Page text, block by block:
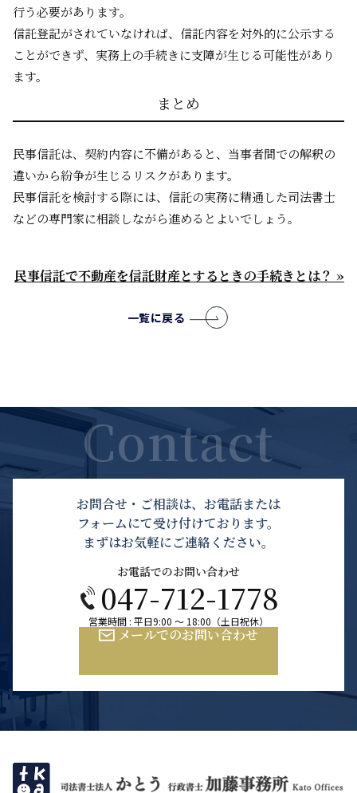
行う必要があります。
信託登記がされていなければ、信託内容を対外的に公示する
ことができず、実務上の手続きに支障が生じる可能性があり
ます。
まとめ
民事信託は、契約内容に不備があると、当事者間での解釈の
違いから紛争が生じるリスクがあります。
民事信託を検討する際には、信託の実務に精通した司法書士
などの専門家に相談しながら進めるとよいでしょう。
民事信託で不動産を信託財産とするときの手続きとは？ »
一覧に戻る
お問合せ・ご相談は、お電話または
フォームにて受け付けております。
まずはお気軽にご連絡ください。
お電話でのお問い合わせ
047-712-1778
営業時間 : 平日9:00 ～ 18:00（土日祝休）
メールでのお問い合わせ